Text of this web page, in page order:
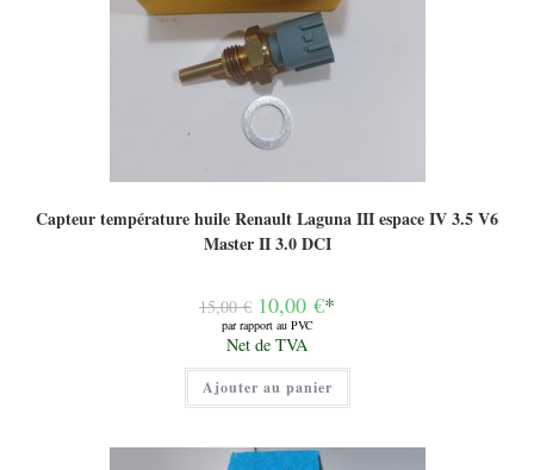
Capteur température huile Renault Laguna III espace IV 3.5 V6
Master II 3.0 DCI
15,00€ Le
prix
initial
était :
15,00 €.
10,00 €*
par rapport au PVC
Le
prix
actuel
est :
10,00 €.
Net de TVA
Ajouter au panier